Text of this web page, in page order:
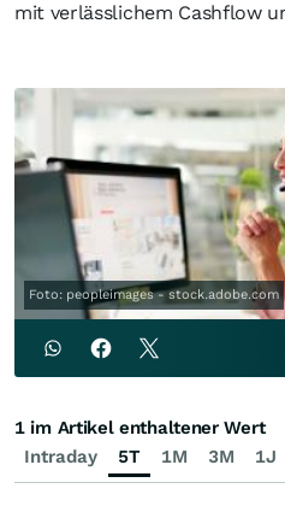
mit verlässlichem Cashflow
Foto: peopleimages - stock.adobe.com
Intraday 5T 1M 3M 1J
1 im Artikel enthaltener Wert